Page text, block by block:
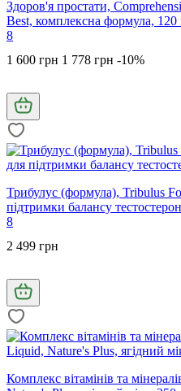
Здоров'я простати,
Best, комплексна формула, 120
8
1 600 грн 1 778 грн -10%
Трибулус (формула), Tribulus
підтримки балансу
8
2 499 грн
Комплекс вітамінів та